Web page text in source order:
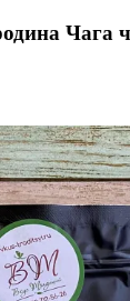
Чага